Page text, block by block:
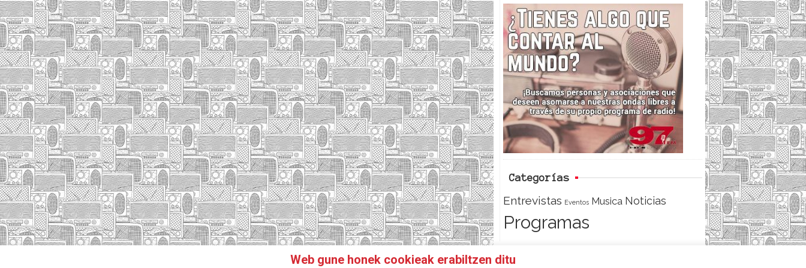
c
e
b
o
o
i
t
t
e
r
e
d
Categorías
Entrevistas Eventos Musica Noticias
Programas
HAZTE SOCI@! FACEBOOK TWITTER CONTACTO
Web gune honek cookieak erabiltzen ditu